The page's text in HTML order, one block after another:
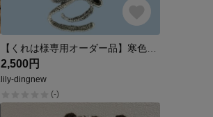
2,500円
lily-dingnew
(-)